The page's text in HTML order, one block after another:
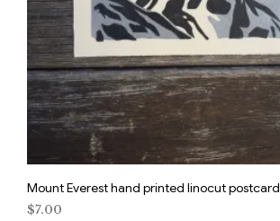
Mount Everest hand printed linocut postcard
$7.00